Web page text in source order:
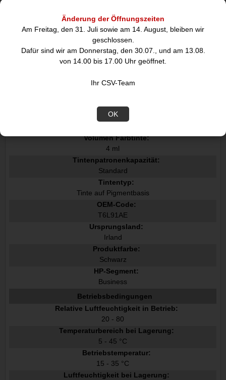
Änderung der Öffnungszeiten
Am Freitag, den 31. Juli sowie am 14. August, bleiben wir
geschlossen.
Dafür sind wir am Donnerstag, den 30.07., und am 13.08.
von 14.00 bis 17.00 Uhr geöffnet.
Ihr CSV-Team
OK
P OfficeJet Pro 6974
Menge pro Packung:
1 Stücke
Seitenergebnis Farbtinte:
315 Seiten
Tinte auf Pigmentbasis
Farbtintenpatronenanzahl:
Volumen Farbtinte:
4 ml
Tintenpatronenkapazität:
Standard
Tintentyp:
Tinte auf Pigmentbasis
OEM-Code:
T6L91AE
Ursprungsland:
Irland
Produktfarbe:
Schwarz
HP-Segment:
Business
Betriebsbedingungen
Relative Luftfeuchtigkeit in Betrieb:
20 - 80
Temperaturbereich bei Lagerung:
5 - 45 °C
Betriebstemperatur:
15 - 35 °C
Luftfeuchtigkeit bei Lagerung: